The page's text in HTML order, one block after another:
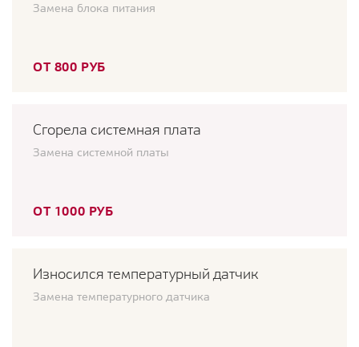
Замена блока питания
ОТ 800 РУБ
Сгорела системная плата
Замена системной платы
ОТ 1000 РУБ
Износился температурный датчик
Замена температурного датчика